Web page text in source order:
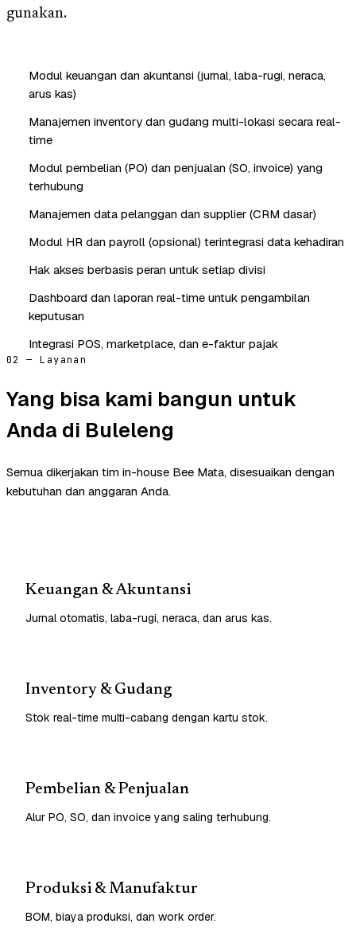
gunakan.
Modul keuangan dan akuntansi (jurnal, laba-rugi, neraca,
arus kas)
Manajemen inventory dan gudang multi-lokasi secara real-
time
Modul pembelian (PO) dan penjualan (SO, invoice) yang
terhubung
Manajemen data pelanggan dan supplier (CRM dasar)
Modul HR dan payroll (opsional) terintegrasi data kehadiran
Hak akses berbasis peran untuk setiap divisi
Dashboard dan laporan real-time untuk pengambilan
keputusan
Integrasi POS, marketplace, dan e-faktur pajak
02 — Layanan
Yang bisa kami bangun untuk
Anda di Buleleng
Semua dikerjakan tim in-house Bee Mata, disesuaikan dengan
kebutuhan dan anggaran Anda.
Keuangan & Akuntansi
Jurnal otomatis, laba-rugi, neraca, dan arus kas.
Inventory & Gudang
Stok real-time multi-cabang dengan kartu stok.
Pembelian & Penjualan
Alur PO, SO, dan invoice yang saling terhubung.
Produksi & Manufaktur
BOM, biaya produksi, dan work order.